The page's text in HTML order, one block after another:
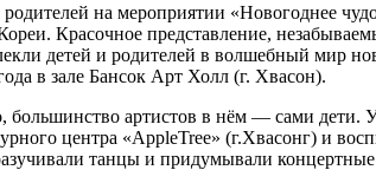
на мероприятии «Новогоднее
Красочное представление,
детей и родителей в волшебный мир
в зале Бансок Арт Холл (г. Хвасон).
артистов в нём — сами
центра «AppleTree» (г.Хвасонг) и
танцы и придумывали